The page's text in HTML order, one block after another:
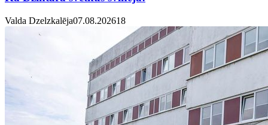
Valda Dzelzkalēja07.08.202618